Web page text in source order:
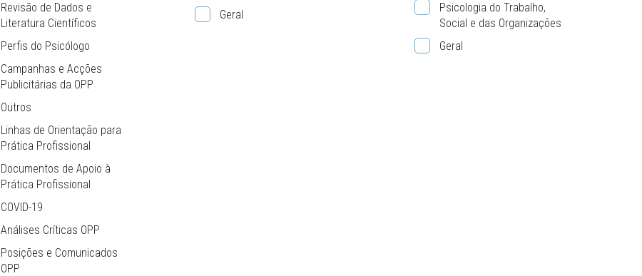
Revisão de Dados e
Literatura Científicos
Perfis do Psicólogo
Campanhas e Acções
Publicitárias da OPP
Outros
Linhas de Orientação para
Prática Profissional
Documentos de Apoio à
Prática Profissional
COVID-19
Análises Críticas OPP
Posições e Comunicados
OPP
Geral
Psicologia do Trabalho,
Social e das Organizações
Geral